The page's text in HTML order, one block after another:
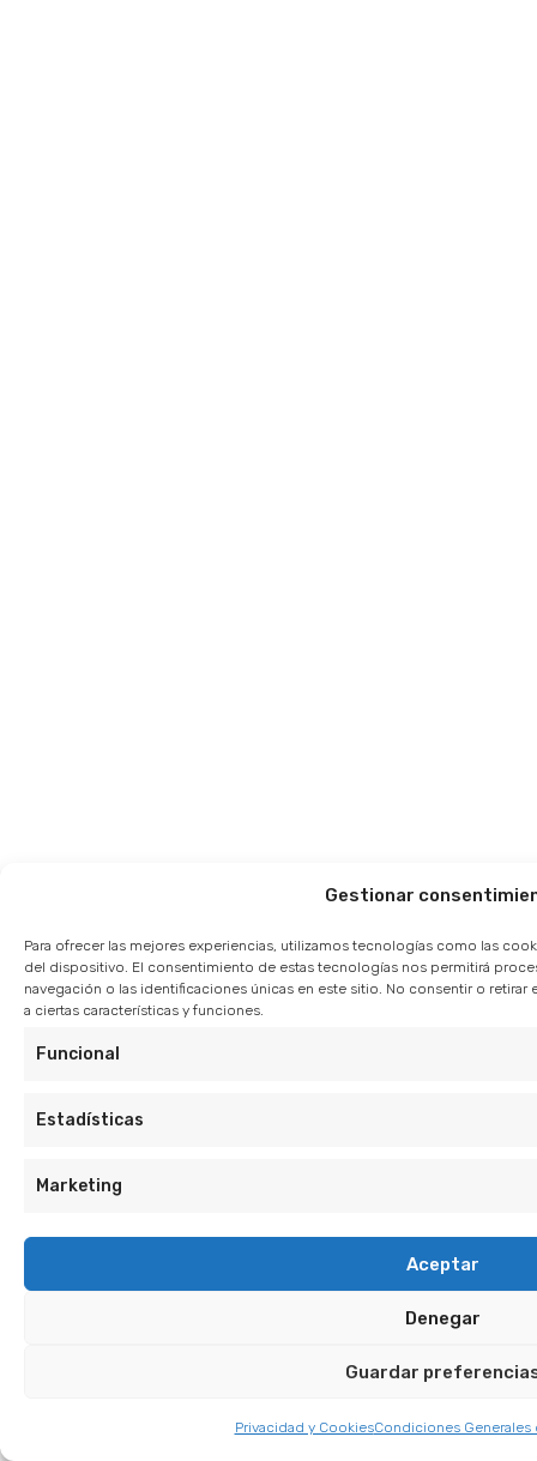
Gestionar
Para ofrecer las mejores experiencias, utilizamos tecnologías como las
del dispositivo. El consentimiento de estas tecnologías nos permitirá
navegación o las identificaciones únicas en este sitio. No consentir o
a ciertas características y funciones.
Funcional
Estadísticas
Marketing
Aceptar
Denegar
Guardar
Privacidad y CookiesCondiciones Generales